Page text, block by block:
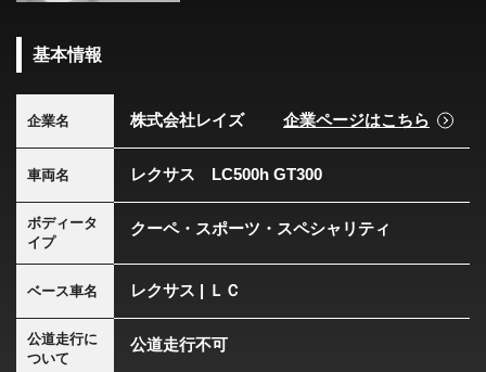
基本情報
企業名 株式会社レイズ 企業ページはこちら
車両名 レクサス LC500h GT300
ボディータ
イプ
クーペ・スポーツ・スペシャリティ
ベース車名 レクサス | ＬＣ
公道走行に
ついて
公道走行不可